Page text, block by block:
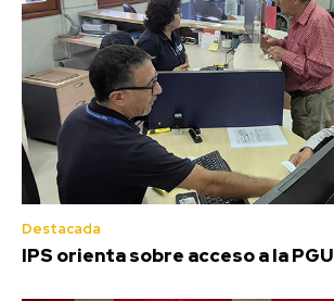
Destacada
IPS orienta sobre acceso a la PGU